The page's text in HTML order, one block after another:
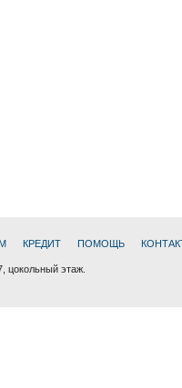
КРЕДИТ ПОМОЩЬ
цокольный этаж.